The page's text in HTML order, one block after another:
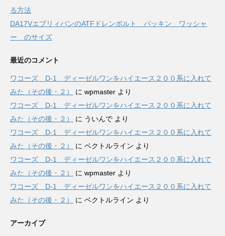
る方法
DA17VエブリィバンのATFドレンボルト パッキン ワッシャ
ー のサイズ
最近のコメント
ワコーズ D-1 ディーゼルワンをハイエース２００系に入れて
みた（その後・２）
に wpmaster より
ワコーズ D-1 ディーゼルワンをハイエース２００系に入れて
みた（その後・２）
に ういんで より
ワコーズ D-1 ディーゼルワンをハイエース２００系に入れて
みた（その後・２）
に ベクトルライン より
ワコーズ D-1 ディーゼルワンをハイエース２００系に入れて
みた（その後・２）
に wpmaster より
ワコーズ D-1 ディーゼルワンをハイエース２００系に入れて
みた（その後・２）
に ベクトルライン より
アーカイブ